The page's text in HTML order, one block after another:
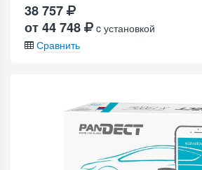
38 757
от 44 748
c установкой
Сравнить